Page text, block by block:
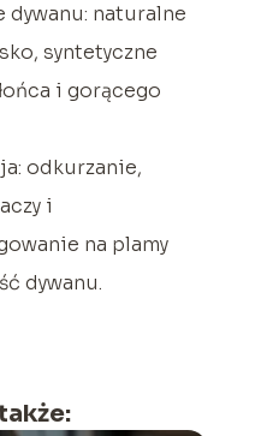
dywanu: naturalne
syntetyczne
i gorącego
odkurzanie,
i
na plamy
dywanu.